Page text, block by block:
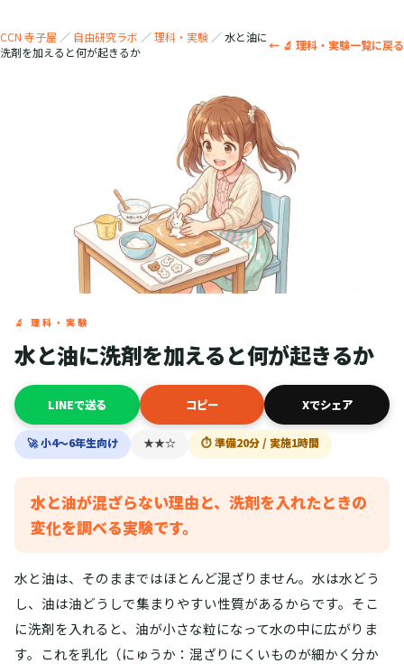
CCN 寺子屋 ／ 自由研究ラボ ／理科・実験 ／水と油に
洗剤を加えると何が起きるか
← 🔬 理科・実験一覧に戻る
🔬 理科・実験
水と油に洗剤を加えると何が起きるか
LINEで送る コピー Xでシェア
🚀 小4〜6年生向け ★★☆ ⏱ 準備20分 / 実施1時間
水と油が混ざらない理由と、洗剤を入れたときの
変化を調べる実験です。
水と油は、そのままではほとんど混ざりません。水は水どう
し、油は油どうしで集まりやすい性質があるからです。そこ
に洗剤を入れると、油が小さな粒になって水の中に広がりま
す。これを乳化（にゅうか：混ざりにくいものが細かく分か